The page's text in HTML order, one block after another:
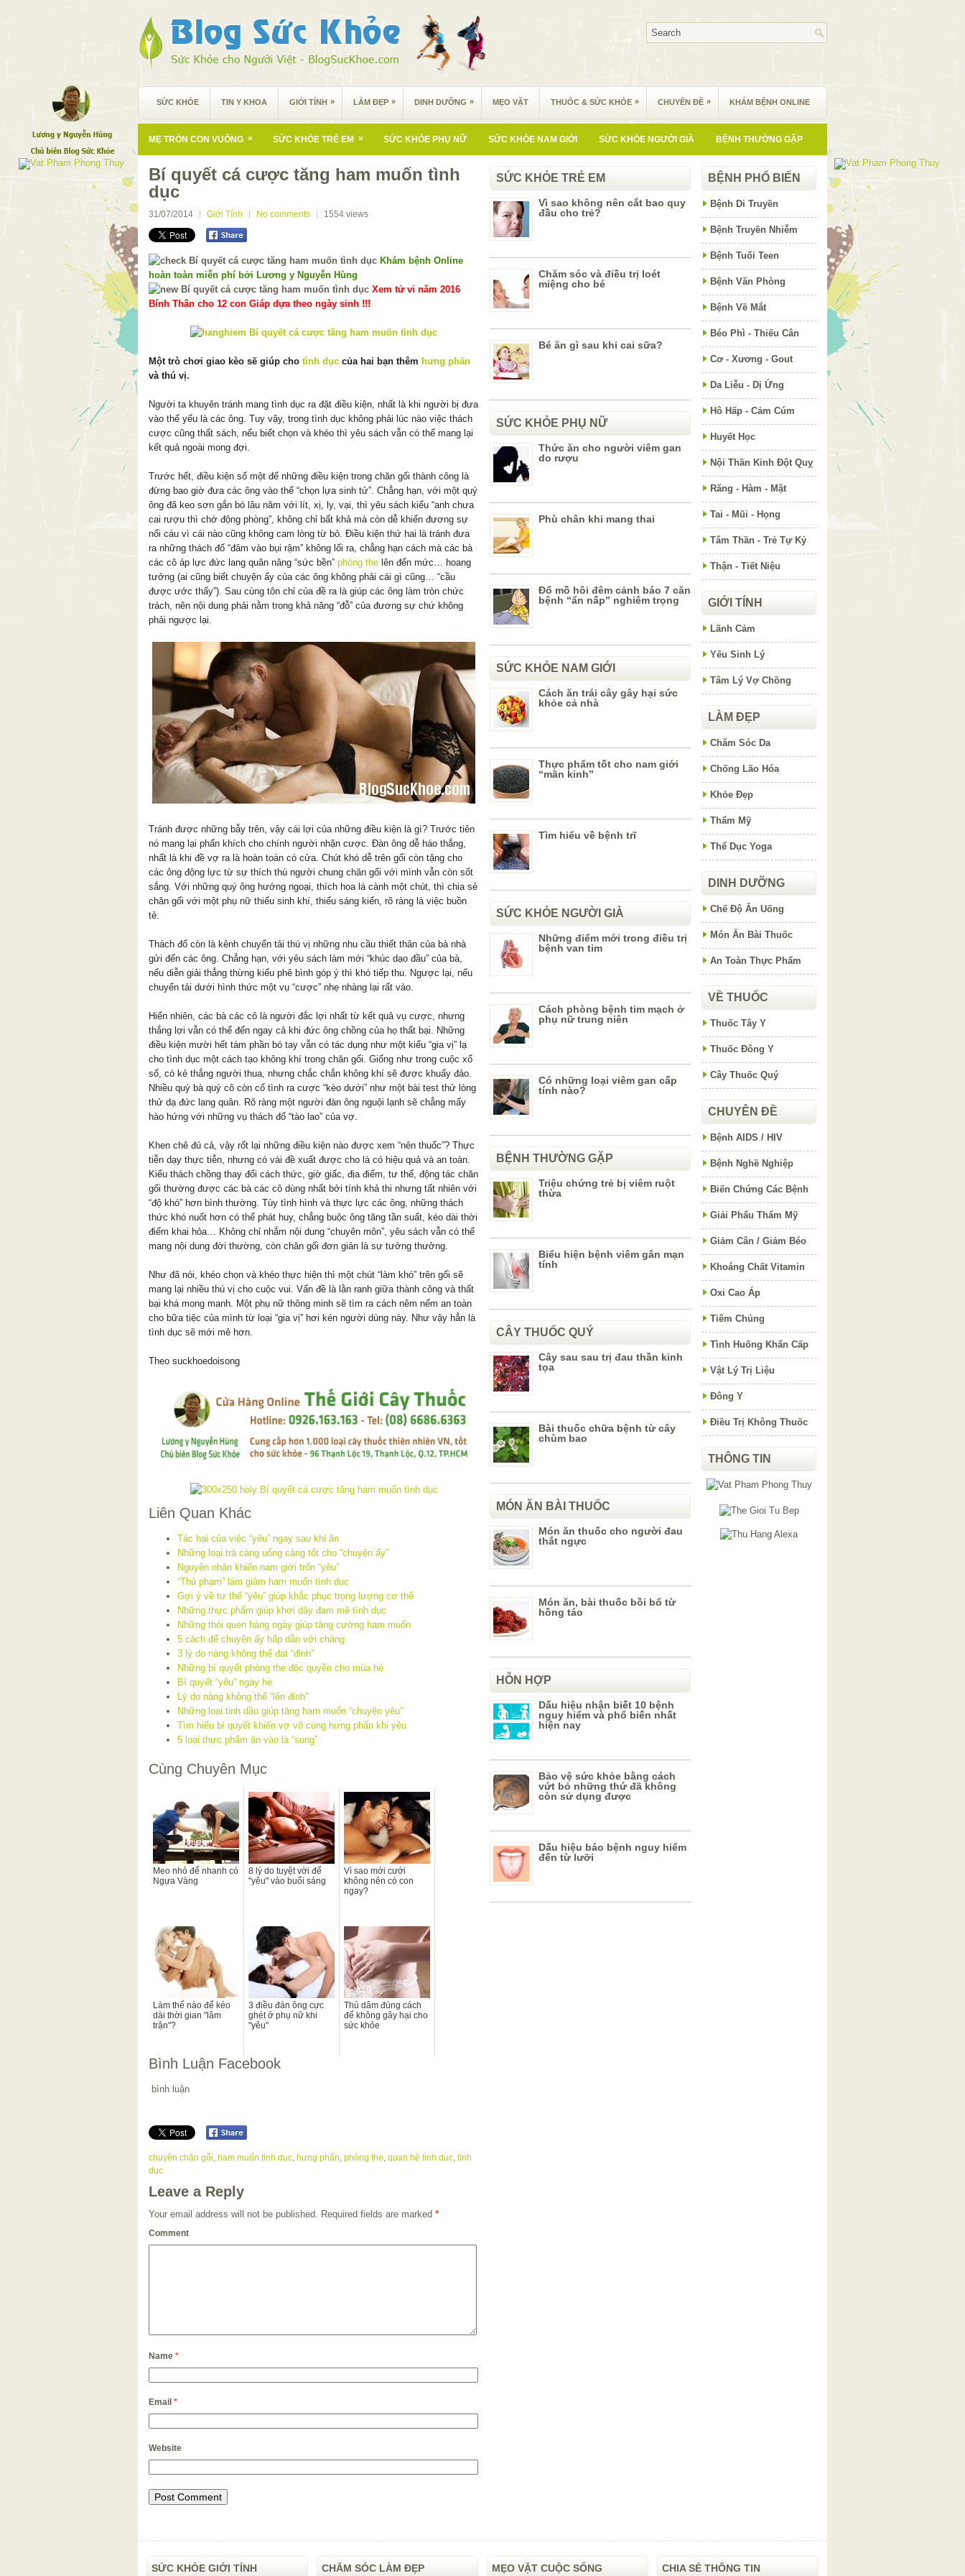
SỨC KHỎE TIN Y KHOA GIỚI TÍNH » LÀM ĐẸP » DINH DƯỠNG » MẸO VẶT THUỐC & SỨC KHỎE » CHUYÊN ĐỀ » KHÁM BỆNH ONLINE
MẸ TRÒN CON VUÔNG » SỨC KHỎE TRẺ EM » SỨC KHỎE PHỤ NỮ SỨC KHỎE NAM GIỚI SỨC KHỎE NGƯỜI GIÀ BỆNH THƯỜNG GẶP
Bí quyết cá cược tăng ham muốn tình
dục
31/07/2014 Giới Tính No comments 1554 views
Khám bệnh Online
hoàn toàn miễn phí bởi Lương y Nguyễn Hùng
Xem tử vi năm 2016
Bính Thân cho 12 con Giáp dựa theo ngày sinh !!!
Một trò chơi giao kèo sẽ giúp cho tình dục của hai bạn thêm hưng phấn
và thú vị.
Người ta khuyên tránh mang tình dục ra đặt điều kiện, nhất là khi người bị đưa
vào thế yếu là các ông. Tuy vậy, trong tình dục không phải lúc nào việc thách
cược cũng thất sách, nếu biết chọn và khéo thì yêu sách vẫn có thể mang lại
kết quả ngoài mong đợi.
Trước hết, điều kiện số một để những điều kiện trong chăn gối thành công là
đừng bao giờ đưa các ông vào thế “chọn lựa sinh tử”. Chẳng hạn, với một quý
ông đã keo sơn gắn bó lâu năm với lít, xị, ly, vại, thì yêu sách kiểu “anh chưa
cai rượu thì chớ động phòng”, không chỉ bất khả mà còn dễ khiến đương sự
nổi cáu vì cái nào cũng không cam lòng từ bỏ. Điều kiện thứ hai là tránh đưa
ra những thách đố “đâm vào bụi rậm” không lối ra, chẳng hạn cách mà các bà
các cô áp lực đức lang quân nâng “sức bền” phòng the lên đến mức… hoang
tưởng (ai cũng biết chuyện ấy của các ông không phải cái gì cũng… “cầu
được ước thấy”). Sau cùng tôn chỉ của đề ra là giúp các ông làm tròn chức
trách, nên nội dung phải nằm trong khả năng “đỗ” của đương sự chứ không
phải ngược lại.
Tránh được những bẫy trên, vậy cái lợi của những điều kiện là gì? Trước tiên
nó mang lại phấn khích cho chính người nhận cược. Đàn ông dễ háo thắng,
nhất là khi đề vợ ra là hoàn toàn có cửa. Chút khó dễ trên gối còn tặng cho
các ông động lực từ sự thích thú người chung chăn gối với mình vẫn còn sốt
sắng. Với những quý ông hướng ngoại, thích hoa lá cành một chút, thì chia sẻ
chăn gối với một phụ nữ thiếu sinh khí, thiếu sáng kiến, rõ ràng là việc buồn
tẻ.
Thách đố còn là kênh chuyển tải thú vị những nhu cầu thiết thân của bà nhà
gửi đến các ông. Chẳng hạn, với yêu sách làm mới “khúc dạo đầu” của bà,
nếu diễn giải thẳng thừng kiểu phê bình góp ý thì khó tiếp thu. Ngược lại, nếu
chuyển tải dưới hình thức một vụ “cược” nhẹ nhàng lại rất vào.
Hiển nhiên, các bà các cô là người đắc lợi nhất từ kết quả vụ cược, nhưng
thắng lợi vẫn có thể đến ngay cả khi đức ông chồng của họ thất bại. Những
điều kiện mười hết tám phần bó tay vẫn có tác dụng như một kiểu “gia vị” lạ
cho tình dục một cách tạo không khí trong chăn gối. Giống như trong cuộc xổ
số, có kẻ thắng người thua, nhưng chắc chắn không khí sẽ được khuấy đảo.
Nhiều quý bà quý cô còn cố tình ra cược “kèo dưới” như một bài test thử lòng
thử dạ đức lang quân. Rõ ràng một người đàn ông nguội lạnh sẽ chẳng mấy
hào hứng với những vụ thách đố “tào lao” của vợ.
Khen chê đủ cả, vậy rốt lại những điều kiện nào được xem “nên thuốc”? Thực
tiễn dạy thực tiễn, nhưng có vài đề xuất được cho là có hiệu quả và an toàn.
Kiểu thách chồng thay đổi cách thức, giờ giấc, địa điểm, tư thế, động tác chăn
gối thường được các bà các cô dùng nhất bởi tính khả thi nhưng tất nhiên với
“độ khó” hơn bình thường. Tùy tình hình và thực lực các ông, những thách
thức khó nuốt hơn có thể phát huy, chẳng buộc ông tăng tần suất, kéo dài thời
điểm khai hỏa… Không chỉ nhắm nội dung “chuyên môn”, yêu sách vẫn có thể
mang nội dung đời thường, còn chăn gối đơn giản là sự tưởng thưởng.
Như đã nói, khéo chọn và khéo thực hiện thì một chút “làm khó” trên gối sẽ
mang lại nhiều thú vị cho cuộc vui. Vấn đề là lằn ranh giữa thành công và thất
bại khá mong manh. Một phụ nữ thông minh sẽ tìm ra cách nêm nếm an toàn
cho bữa tiệc của mình từ loại “gia vị” hơi kén người dùng này. Như vậy hẳn là
tình dục sẽ mới mẻ hơn.
Theo suckhoedoisong
Liên Quan Khác
Tác hại của việc “yêu” ngay sau khi ăn
Những loại trà càng uống càng tốt cho “chuyện ấy”
Nguyên nhân khiến nam giới trốn “yêu”
“Thủ phạm” làm giảm ham muốn tình dục
Gợi ý về tư thế “yêu” giúp khắc phục trọng lượng cơ thể
Những thực phẩm giúp khơi dậy đam mê tình dục
Những thói quen hàng ngày giúp tăng cường ham muốn
5 cách để chuyện ấy hấp dẫn với chàng
3 lý do nàng không thể đạt “đỉnh”
Những bí quyết phòng the độc quyền cho mùa hè
Bí quyết “yêu” ngày hè
Lý do nàng không thể “lên đỉnh”
Những loại tinh dầu giúp tăng ham muốn “chuyện yêu”
Tìm hiểu bí quyết khiến vợ vô cùng hưng phấn khi yêu
5 loại thực phẩm ăn vào là “sung”
Cùng Chuyên Mục
Mẹo nhỏ để nhanh có
Ngựa Vàng
8 lý do tuyệt vời để
"yêu" vào buổi sáng
Vì sao mới cưới
không nên có con
ngay?
Làm thế nào để kéo
dài thời gian "lâm
trận"?
3 điều đàn ông cực
ghét ở phụ nữ khi
"yêu"
Thủ dâm đúng cách
để không gây hại cho
sức khỏe
Bình Luận Facebook
bình luận
chuyện chăn gối ham muốn tình dục hưng phấn phòng the quan hệ tình dục tình
dục
Leave a Reply
Your email address will not be published. Required fields are marked *
Comment
Name *
Email *
Website
SỨC KHỎE TRẺ EM
Vì sao không nên cắt bao quy
đầu cho trẻ?
Chăm sóc và điều trị loét
miệng cho bé
Bé ăn gì sau khi cai sữa?
SỨC KHỎE PHỤ NỮ
Thức ăn cho người viêm gan
do rượu
Phù chân khi mang thai
Đổ mồ hôi đêm cảnh báo 7 căn
bệnh “ẩn nấp” nghiêm trọng
SỨC KHỎE NAM GIỚI
Cách ăn trái cây gây hại sức
khỏe cả nhà
Thực phẩm tốt cho nam giới
“mãn kinh”
Tìm hiểu về bệnh trĩ
SỨC KHỎE NGƯỜI GIÀ
Những điểm mới trong điều trị
bệnh van tim
Cách phòng bệnh tim mạch ở
phụ nữ trung niên
Có những loại viêm gan cấp
tính nào?
BỆNH THƯỜNG GẶP
Triệu chứng trẻ bị viêm ruột
thừa
Biểu hiện bệnh viêm gân mạn
tính
CÂY THUỐC QUÝ
Cây sau sau trị đau thần kinh
tọa
Bài thuốc chữa bệnh từ cây
chùm bao
MÓN ĂN BÀI THUỐC
Món ăn thuốc cho người đau
thắt ngực
Món ăn, bài thuốc bồi bổ từ
hồng táo
HỖN HỢP
Dấu hiệu nhận biết 10 bệnh
nguy hiểm và phổ biến nhất
hiện nay
Bảo vệ sức khỏe bằng cách
vứt bỏ những thứ đã không
còn sử dụng được
Dấu hiệu báo bệnh nguy hiểm
đến từ lưỡi
BỆNH PHỔ BIẾN
Bệnh Di Truyền
Bệnh Truyền Nhiễm
Bệnh Tuổi Teen
Bệnh Văn Phòng
Bệnh Về Mắt
Béo Phì - Thiếu Cân
Cơ - Xương - Gout
Da Liễu - Dị Ứng
Hô Hấp - Cảm Cúm
Huyết Học
Nội Thần Kinh Đột Quỵ
Răng - Hàm - Mặt
Tai - Mũi - Họng
Tâm Thần - Trẻ Tự Kỷ
Thận - Tiết Niệu
GIỚI TÍNH
Lãnh Cảm
Yếu Sinh Lý
Tâm Lý Vợ Chồng
LÀM ĐẸP
Chăm Sóc Da
Chống Lão Hóa
Khỏe Đẹp
Thẩm Mỹ
Thể Dục Yoga
DINH DƯỠNG
Chế Độ Ăn Uống
Món Ăn Bài Thuốc
An Toàn Thực Phẩm
VỀ THUỐC
Thuốc Tây Y
Thuốc Đông Y
Cây Thuốc Quý
CHUYÊN ĐỀ
Bệnh AIDS / HIV
Bệnh Nghề Nghiệp
Biến Chứng Các Bệnh
Giải Phẩu Thẩm Mỹ
Giảm Cân / Giảm Béo
Khoáng Chất Vitamin
Oxi Cao Áp
Tiêm Chủng
Tình Huống Khẩn Cấp
Vật Lý Trị Liệu
Đông Y
Điều Trị Không Thuốc
THÔNG TIN
SỨC KHỎE GIỚI TÍNH CHĂM SÓC LÀM ĐẸP MẸO VẶT CUỘC SỐNG CHIA SẺ THÔNG TIN